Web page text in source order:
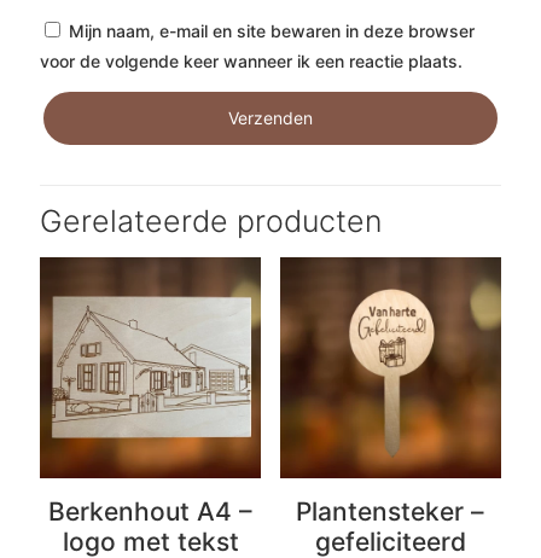
Mijn naam, e-mail en site bewaren in deze browser
voor de volgende keer wanneer ik een reactie plaats.
Gerelateerde producten
Berkenhout A4 –
logo met tekst
Plantensteker –
gefeliciteerd